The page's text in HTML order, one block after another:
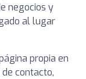
negocios y
al lugar
propia en
contacto,